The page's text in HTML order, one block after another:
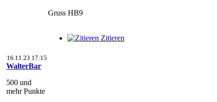
Gruss HB9
Zitieren
16.11.23 17:15
WalterBar
500 und
mehr Punkte